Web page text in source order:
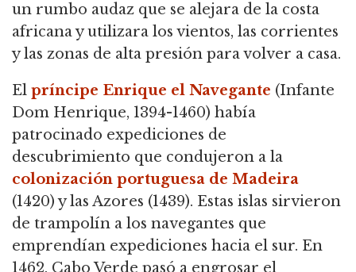
un rumbo audaz que se alejara de la costa
africana y utilizara los vientos, las corrientes
y las zonas de alta presión para volver a casa.
El príncipe Enrique el Navegante (Infante
Dom Henrique, 1394-1460) había
patrocinado expediciones de
descubrimiento que condujeron a la
colonización portuguesa de Madeira
(1420) y las Azores (1439). Estas islas sirvieron
de trampolín a los navegantes que
emprendían expediciones hacia el sur. En
1462, Cabo Verde pasó a engrosar el